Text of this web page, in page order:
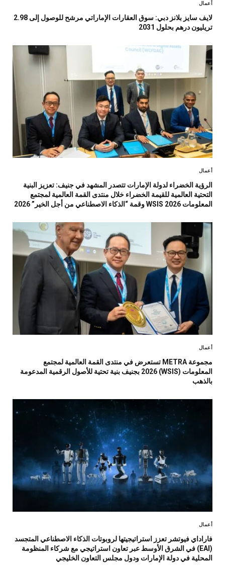
أعمال
لايف سايز بلانز دبي: سوق العقارات الإماراتي مرشح للوصول إلى 2.98
تريليون درهم بحلول 2031
أعمال
الرؤية الخضراء لدولة الإمارات تتصدر المشهد في جنيف: تعزيز البنية
التحتية العالمية للقيمة الخضراء خلال منتدى القمة العالمية لمجتمع
المعلومات WSIS 2026 وقمة “الذكاء الاصطناعي من أجل الخير” 2026
أعمال
مجموعة METRA تستعرض في منتدى القمة العالمية لمجتمع
المعلومات (WSIS) 2026 بجنيف بنية تحتية للأصول الرقمية المدعومة
بالذهب
أعمال
فاراداي فيوتشر تعزز استراتيجيتها لروبوتات الذكاء الاصطناعي المتجسد
(EAI) في الشرق الأوسط عبر تعاون استراتيجي مع شركاء المنظومة
المحلية في دولة الإمارات ودول مجلس التعاون الخليجي